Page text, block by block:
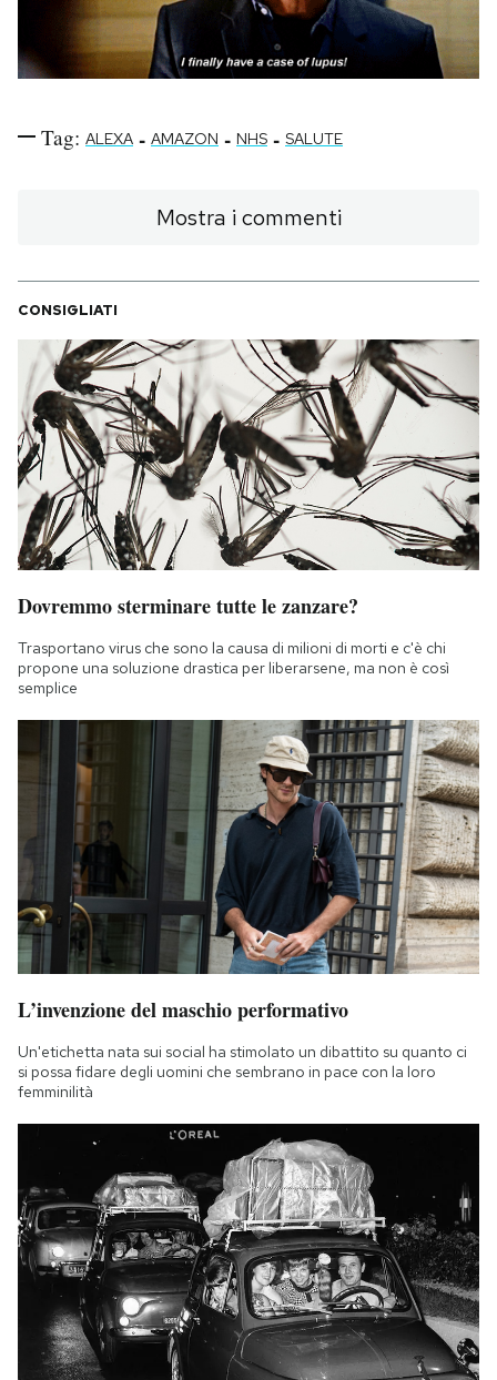
Tag: ALEXA - AMAZON - NHS - SALUTE
Mostra i commenti
CONSIGLIATI
Dovremmo sterminare tutte le zanzare?
Trasportano virus che sono la causa di milioni di morti e c'è chi
propone una soluzione drastica per liberarsene, ma non è così
semplice
L’invenzione del maschio performativo
Un'etichetta nata sui social ha stimolato un dibattito su quanto ci
si possa fidare degli uomini che sembrano in pace con la loro
femminilità